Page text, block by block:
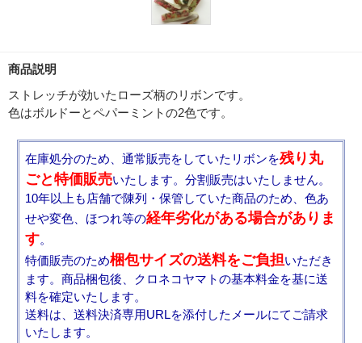
商品説明
ストレッチが効いたローズ柄のリボンです。
色はボルドーとペパーミントの2色です。
在庫処分のため、通常販売をしていたリボンを残り丸
ごと特価販売いたします。分割販売はいたしません。
10年以上も店舗で陳列・保管していた商品のため、色あ
せや変色、ほつれ等の経年劣化がある場合がありま
す。
特価販売のため梱包サイズの送料をご負担いただき
ます。商品梱包後、クロネコヤマトの基本料金を基に送
料を確定いたします。
送料は、送料決済専用URLを添付したメールにてご請求
いたします。